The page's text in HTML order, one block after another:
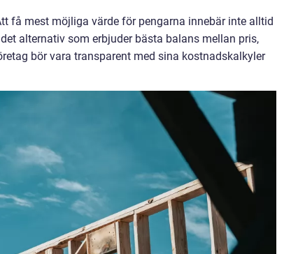
få mest möjliga värde för pengarna innebär inte alltid
alternativ som erbjuder bästa balans mellan pris,
bör vara transparent med sina kostnadskalkyler